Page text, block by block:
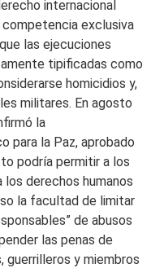
internacional
competencia exclusiva
las ejecuciones
tipificadas como
homicidios y,
militares. En agosto
la
para la Paz, aprobado
podría permitir a los
derechos humanos
la facultad de limitar
de abusos
las penas de
guerrilleros y miembros